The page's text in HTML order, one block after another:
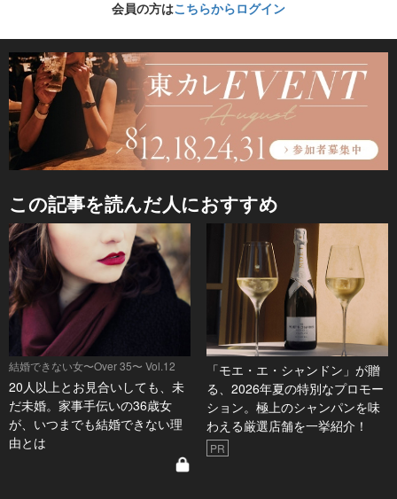
会員の方はこちらからログイン
この記事を読んだ人におすすめ
結婚できない女〜Over 35〜 Vol.12
20人以上とお見合いしても、未
だ未婚。家事手伝いの36歳女
が、いつまでも結婚できない理
由とは
「モエ・エ・シャンドン」が贈
る、2026年夏の特別なプロモー
ション。極上のシャンパンを味
わえる厳選店舗を一挙紹介！
PR